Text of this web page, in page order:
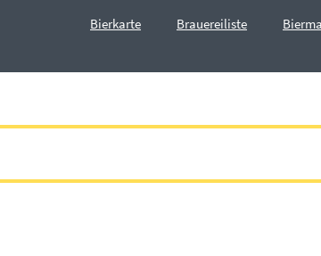
Bierkarte Brauereiliste